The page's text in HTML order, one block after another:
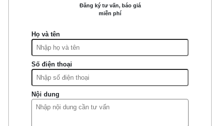
Đăng ký tư vấn, báo giá
miễn phí
Họ và tên
Số điện thoại
Nội dung